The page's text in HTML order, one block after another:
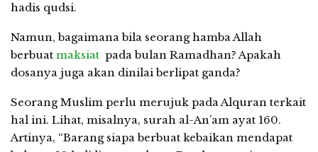
hadis qudsi.
Namun, bagaimana bila seorang hamba Allah
berbuat maksiat pada bulan Ramadhan? Apakah
dosanya juga akan dinilai berlipat ganda?
Seorang Muslim perlu merujuk pada Alquran terkait
hal ini. Lihat, misalnya, surah al-An’am ayat 160.
Artinya, “Barang siapa berbuat kebaikan mendapat